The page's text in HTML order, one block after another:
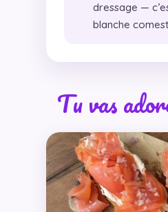
dressage —
blanche
Tu vas